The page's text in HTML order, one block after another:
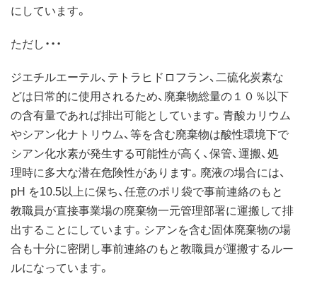
にしています。
ただし・・・
ジエチルエーテル、テトラヒドロフラン、二硫化炭素な
どは日常的に使用されるため、廃棄物総量の１０％以下
の含有量であれば排出可能としています。青酸カリウム
やシアン化ナトリウム、等を含む廃棄物は酸性環境下で
シアン化水素が発生する可能性が高く、保管、運搬、処
理時に多大な潜在危険性があります。廃液の場合には、
pH を10.5以上に保ち、任意のポリ袋で事前連絡のもと
教職員が直接事業場の廃棄物一元管理部署に運搬して排
出することにしています。シアンを含む固体廃棄物の場
合も十分に密閉し事前連絡のもと教職員が運搬するルー
ルになっています。